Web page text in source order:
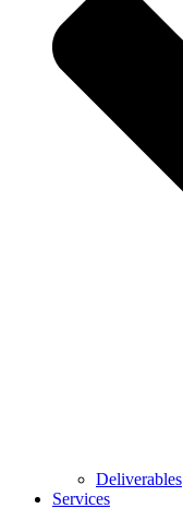
Deliverables
Services